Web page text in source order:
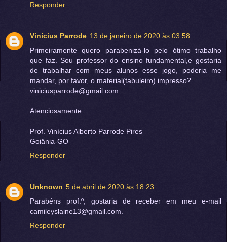
Responder
Vinícius Parrode 13 de janeiro de 2020 às 03:58
Primeiramente quero parabenizá-lo pelo ótimo trabalho
que faz. Sou professor do ensino fundamental,e gostaria
de trabalhar com meus alunos esse jogo, poderia me
mandar, por favor, o material(tabuleiro) impresso?
viniciusparrode@gmail.com
Atenciosamente
Prof. Vinícius Alberto Parrode Pires
Goiânia-GO
Responder
Unknown 5 de abril de 2020 às 18:23
Parabéns prof.º, gostaria de receber em meu e-mail
camileyslaine13@gmail.com.
Responder